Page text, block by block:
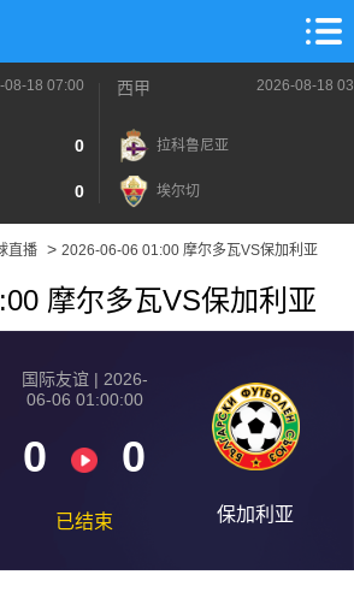
08-18 07:00
0
0
西甲 2026-08-18
拉科鲁尼亚
埃尔切
直播> 2026-06-06 01:00 摩尔多瓦VS保加利亚
摩尔多瓦VS保加利亚
国际友谊 | 2026-
06-06 01:00:00
0 0
已结束 保加利亚